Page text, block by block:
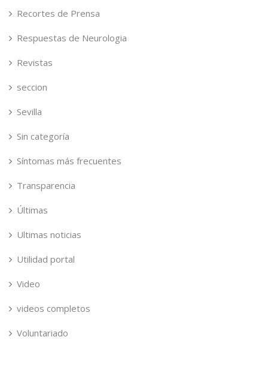
Recortes de Prensa
Respuestas de Neurologia
Revistas
seccion
Sevilla
Sin categoría
Síntomas más frecuentes
Transparencia
Últimas
Ultimas noticias
Utilidad portal
Video
videos completos
Voluntariado